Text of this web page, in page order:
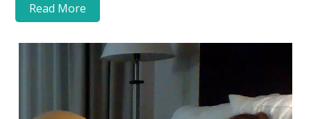
Read More